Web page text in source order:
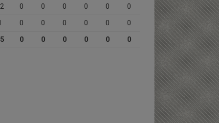
0 0 0 0 0
0
0 0 0 0 0
0
0 0 0 0 0 0